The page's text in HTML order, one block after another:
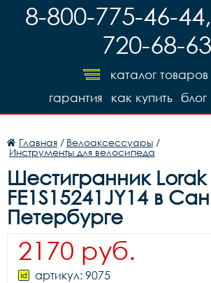
8-800-775-46-
720-68-63
каталог товаров
блог
как купить
гарантия
Главная / Велоаксессуары /
Инструменты для велосипеда
Шестигранник
FE1S15241JY14 в
Петербурге
2170 руб.
артикул: 9075